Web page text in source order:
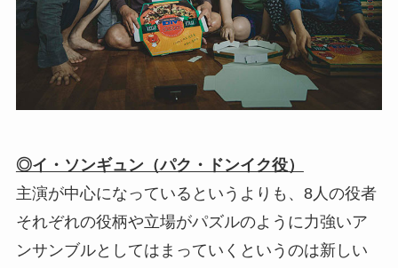
◎イ・ソンギュン（パク・ドンイク役）
主演が中心になっているというよりも、8人の役者
それぞれの役柄や立場がパズルのように力強いア
ンサンブルとしてはまっていくというのは新しい